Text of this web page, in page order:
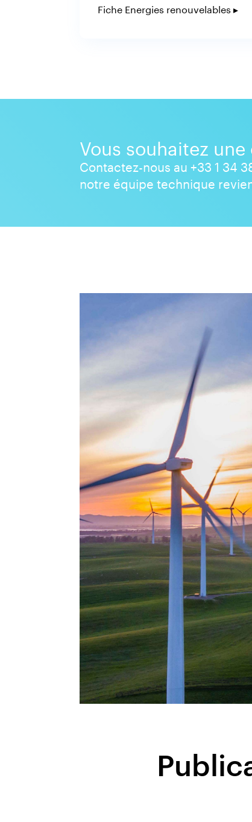
Fiche Energies renouvelables ▸
Vous souhaitez
Contactez-nous au +33 1 34
notre équipe technique